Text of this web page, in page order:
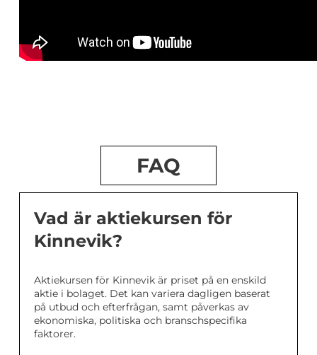
FAQ
Vad är aktiekursen för
Kinnevik?
Aktiekursen för Kinnevik är priset på en enskild
aktie i bolaget. Det kan variera dagligen baserat
på utbud och efterfrågan, samt påverkas av
ekonomiska, politiska och branschspecifika
faktorer.